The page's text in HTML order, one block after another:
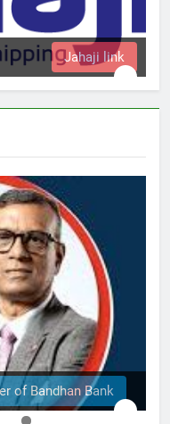
Jahaji link
of Bandhan Bank